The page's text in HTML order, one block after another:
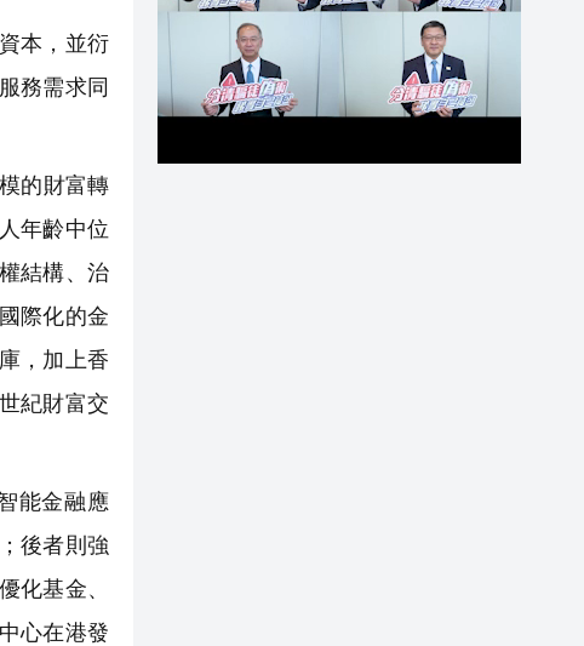
本，並衍
務需求同
的財富轉
年齡中位
結構、治
際化的金
，加上香
紀財富交
能金融應
後者則強
化基金、
心在港發